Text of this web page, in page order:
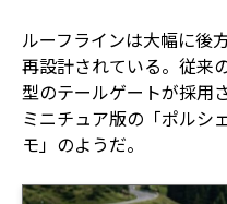
ルーフラインは大幅に後
再設計されている。従来
型のテールゲートが採用
ミニチュア版の「ポルシ
モ」のようだ。